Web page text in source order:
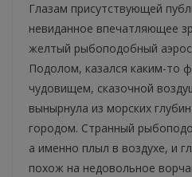
Глазам присутствующей
невиданное впечатляющее
желтый рыбоподобный
Подолом, казался каким-то
чудовищем, сказочной
вынырнула из морских
городом. Странный
а именно плыл в воздухе, и
похож на недовольное